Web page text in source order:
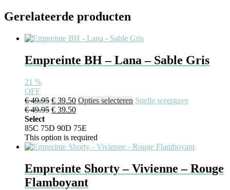
Gerelateerde producten
Empreinte BH – Lana – Sable Gris
21 %
OFF
€49.95 € 39.50 Opties selecteren Snelle weergave
€49.95 € 39.50
Select
85C 75D 90D 75E
This option is required
Empreinte Shorty – Vivienne – Rouge
Flamboyant